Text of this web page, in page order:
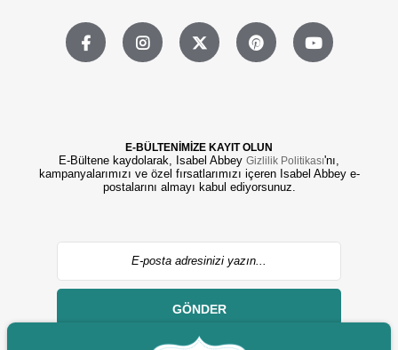
E-BÜLTENİMİZE KAYIT OLUN
E-Bültene kaydolarak, Isabel Abbey Gizlilik Politikası'nı,
kampanyalarımızı ve özel fırsatlarımızı içeren Isabel Abbey e-
postalarını almayı kabul ediyorsunuz.
GÖNDER